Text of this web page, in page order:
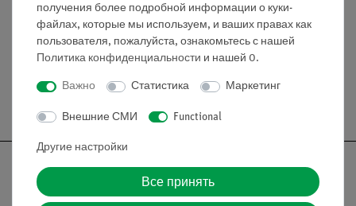
стержней: 4x4 мм...12x12 мм и для
пластин: 2...14 мм
получения более подробной информации о куки-
файлах, которые мы используем, и ваших правах как
пользователя, пожалуйста, ознакомьтесь с нашей
Политика конфиденциальности и нашей 0.
Важно Статистика Маркетинг
Внешние СМИ Functional
Другие настройки
Все принять